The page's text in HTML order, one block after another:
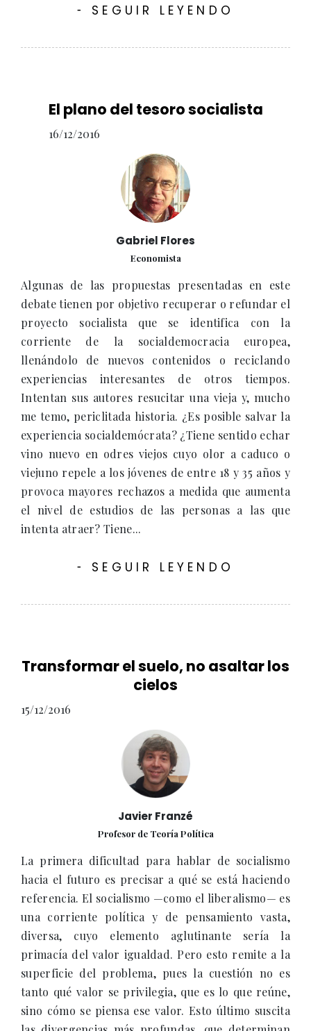
- SEGUIR LEYENDO
El plano del tesoro socialista
16/12/2016
Gabriel Flores
Economista
Algunas de las propuestas presentadas en este
debate tienen por objetivo recuperar o refundar el
proyecto socialista que se identifica con la
corriente de la socialdemocracia europea,
llenándolo de nuevos contenidos o reciclando
experiencias interesantes de otros tiempos.
Intentan sus autores resucitar una vieja y, mucho
me temo, periclitada historia. ¿Es posible salvar la
experiencia socialdemócrata? ¿Tiene sentido echar
vino nuevo en odres viejos cuyo olor a caduco o
viejuno repele a los jóvenes de entre 18 y 35 años y
provoca mayores rechazos a medida que aumenta
el nivel de estudios de las personas a las que
intenta atraer? Tiene...
- SEGUIR LEYENDO
Transformar el suelo, no asaltar los
cielos
15/12/2016
Javier Franzé
Profesor de Teoría Política
La primera dificultad para hablar de socialismo
hacia el futuro es precisar a qué se está haciendo
referencia. El socialismo —como el liberalismo— es
una corriente política y de pensamiento vasta,
diversa, cuyo elemento aglutinante sería la
primacía del valor igualdad. Pero esto remite a la
superficie del problema, pues la cuestión no es
tanto qué valor se privilegia, que es lo que reúne,
sino cómo se piensa ese valor. Esto último suscita